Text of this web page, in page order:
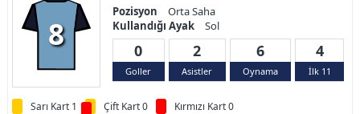
8
Pozisyon
Orta Saha
Kullandığı Ayak
Sol
0
Goller
2
Asistler
6
Oynama
4
İlk 11
Sarı Kart 1 Çift Kart 0 Kırmızı Kart 0